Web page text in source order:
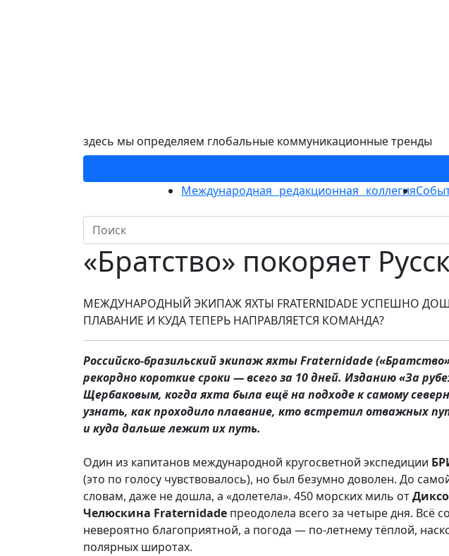
здесь мы определяем глобальные коммуникационные тренды
Международная редакционная коллегия
«Братство» покоряет
МЕЖДУНАРОДНЫЙ ЭКИПАЖ ЯХТЫ FRATERNIDADE УСПЕШНО
ПЛАВАНИЕ И КУДА ТЕПЕРЬ НАПРАВЛЯЕТСЯ КОМАНДА?
Российско-бразильский экипаж яхты Fraternidade
рекордно короткие сроки — всего за 10 дней. Изданию «За
Щербаковым, когда яхта была ещё на подходе к самому
узнать, как проходило плавание, кто встретил отважных
и куда дальше лежит их путь.
Один из капитанов международной кругосветной экспедиции
(это по голосу чувствовалось), но был безумно доволен. До
словам, даже не дошла, а «долетела». 450 морских миль от
Челюскина Fraternidade преодолела всего за четыре дня. Всё
невероятно благоприятной, а погода — по-летнему тёплой,
полярных широтах.